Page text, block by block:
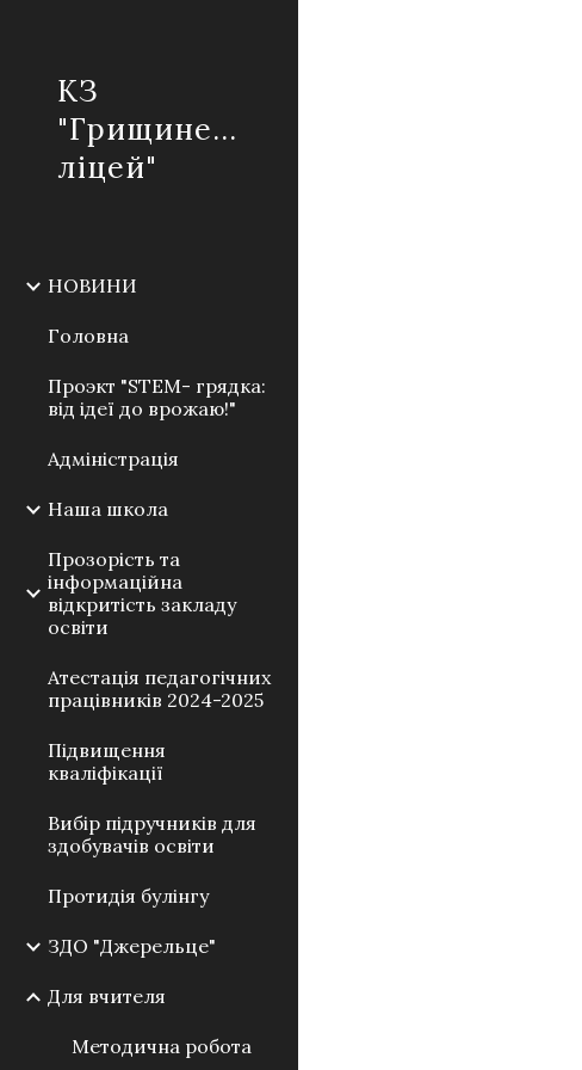
КЗ
"Грищинецький
ліцей"
НОВИНИ
Головна
Проэкт "STEM- грядка:
від ідеї до врожаю!"
Адміністрація
Наша школа
Прозорість та
інформаційна
відкритість закладу
освіти
Атестація педагогічних
працівників 2024-2025
Підвищення
кваліфікації
Вибір підручників для
здобувачів освіти
Протидія булінгу
ЗДО "Джерельце"
Для вчителя
Методична робота